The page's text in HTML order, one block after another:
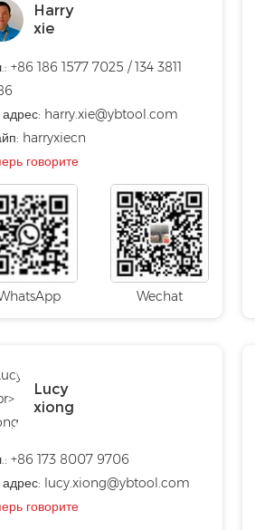
Harry
xie
+86 186 1577 7025 / 134 3811
harry.xie@ybtool.com
harryxiecn
говорите
Wechat
Lucy
xiong
+86 173 8007 9706
lucy.xiong@ybtool.com
говорите